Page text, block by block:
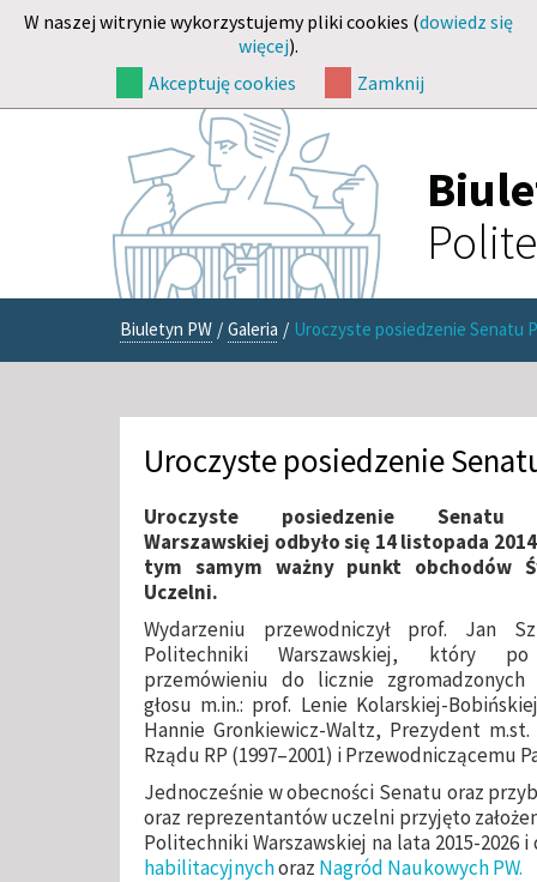
W naszej witrynie wykorzystujemy pliki cookies (dowiedz się
więcej).
Akceptuję cookies
Zamknij
Biuletyn PW / Galeria / Uroczyste posiedzenie Senatu
Uroczyste posiedzenie
Uroczyste posiedzenie Senatu
Warszawskiej odbyło się 14 listopada
tym samym ważny punkt obchodów
Uczelni.
Wydarzeniu przewodniczył prof. Jan
Politechniki Warszawskiej, który po
przemówieniu do licznie zgromadzonych
głosu m.in.: prof. Lenie Kolarskiej-
Hannie Gronkiewicz-Waltz, Prezydent
Rządu RP (1997–2001) i Przewodniczącemu
Jednocześnie w obecności Senatu oraz
oraz reprezentantów uczelni przyjęto
Politechniki Warszawskiej na lata 2015-2026
habilitacyjnychoraz Nagród Naukowych PW.